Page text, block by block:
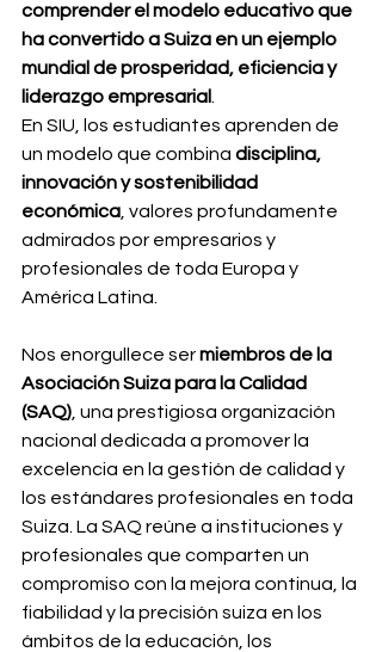
comprender el modelo educativo que
ha convertido a Suiza en un ejemplo
mundial de prosperidad, eficiencia y
liderazgo empresarial
En SIU, los estudiantes aprenden de
un modelo que combina disciplina,
innovación y sostenibilidad
económica , valores profundamente
admirados por empresarios y
profesionales de toda Europa y
América Latina.
Nos enorgullece ser miembros de la
Asociación Suiza para la Calidad
(SAQ) , una prestigiosa organización
nacional dedicada a promover la
excelencia en la gestión de calidad y
los estándares profesionales en toda
Suiza. La SAQ reúne a instituciones y
profesionales que comparten un
compromiso con la mejora continua, la
fiabilidad y la precisión suiza en los
ámbitos de la educación, los